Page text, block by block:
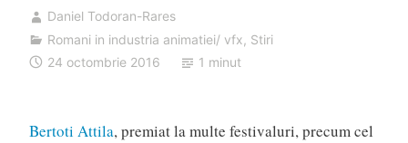
Daniel Todoran-Rares
Romani in industria animatiei/ vfx, Stiri
24 octombrie 2016
1 minut
Bertoti Attila, premiat la multe festivaluri, precum cel